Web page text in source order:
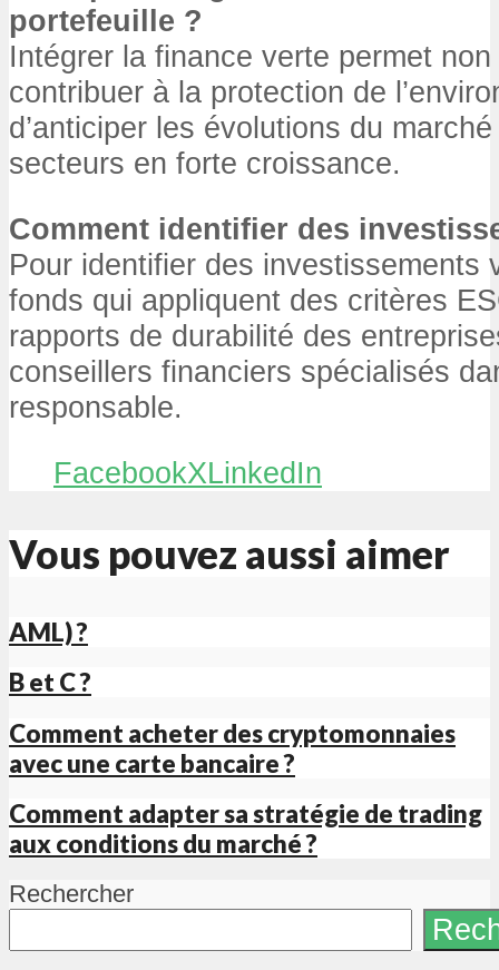
portefeuille ?
Intégrer la finance verte permet
contribuer à la protection de
d’anticiper les évolutions du
secteurs en forte croissance.
Comment identifier des
Pour identifier des investissements
fonds qui appliquent des critères
rapports de durabilité des
conseillers financiers spécialisés
responsable.
FacebookXLinkedIn
Vous pouvez aussi aimer
AML) ?
B et C ?
Comment acheter des cryptomonnaies
avec une carte bancaire ?
Comment adapter sa stratégie de trading
aux conditions du marché ?
Rechercher